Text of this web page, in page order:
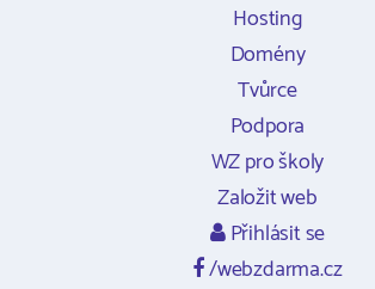
Hosting
Domény
Tvůrce
Podpora
WZ pro školy
Založit web
Přihlásit se
/webzdarma.cz